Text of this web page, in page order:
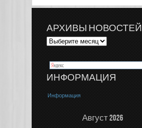
АРХИВЫ НОВОСТЕЙ
ИНФОРМАЦИЯ
Информация
Август 2026